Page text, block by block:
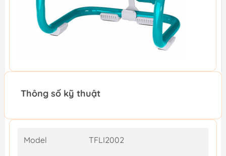
Thông số kỹ thuật
Model TFLI2002